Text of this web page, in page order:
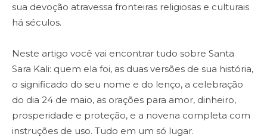
sua devoção atravessa fronteiras religiosas e culturais
há séculos.
Neste artigo você vai encontrar tudo sobre Santa
Sara Kali: quem ela foi, as duas versões de sua história,
o significado do seu nome e do lenço, a celebração
do dia 24 de maio, as orações para amor, dinheiro,
prosperidade e proteção, e a novena completa com
instruções de uso. Tudo em um só lugar.